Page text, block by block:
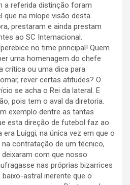
a referida distinção foram
que na míope visão desta
prestaram e ainda prestam
ao SC Internacional.
no time principal! Quem
uma homenagem do chefe
crítica ou uma dica para
rever certas atitudes? O
se acha o Rei da lateral. E
pois tem o aval da diretoria.
exemplo dentre as tantas
esta direção de futebol faz ao
era Luiggi, na única vez em que o
contratação de um técnico,
deixaram com que nosso
nas próprias bizarrices
astral inerente que o